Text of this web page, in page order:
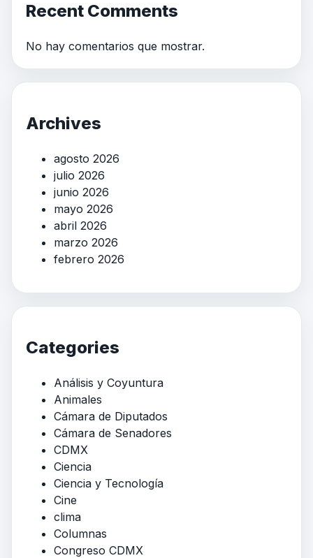
Recent Comments
No hay comentarios que mostrar.
Archives
agosto 2026
julio 2026
junio 2026
mayo 2026
abril 2026
marzo 2026
febrero 2026
Categories
Análisis y Coyuntura
Animales
Cámara de Diputados
Cámara de Senadores
CDMX
Ciencia
Ciencia y Tecnología
Cine
clima
Columnas
Congreso CDMX